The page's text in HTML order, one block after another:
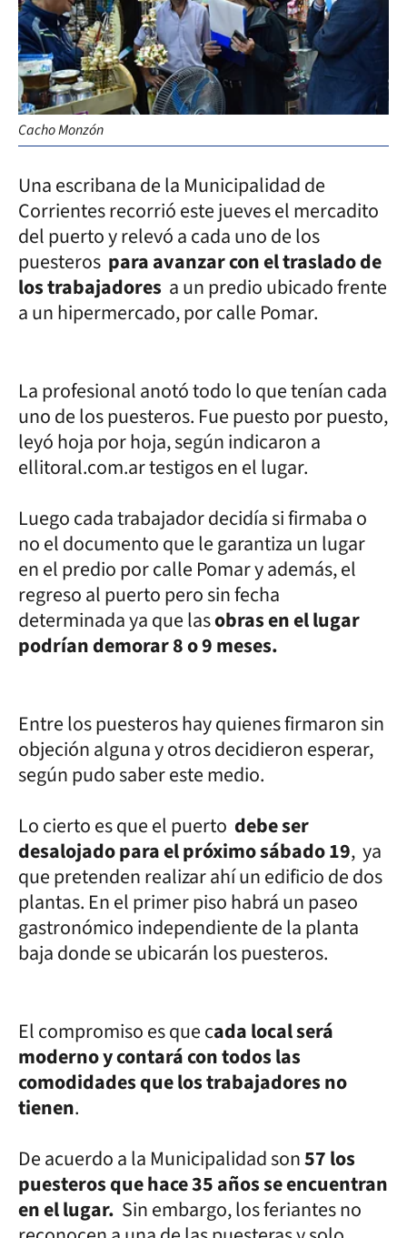
Cacho Monzón
Una escribana de la Municipalidad de
Corrientes recorrió este jueves el mercadito
del puerto y relevó a cada uno de los
puesteros para avanzar con el traslado de
los trabajadores a un predio ubicado frente
a un hipermercado, por calle Pomar.
La profesional anotó todo lo que tenían cada
uno de los puesteros. Fue puesto por puesto,
leyó hoja por hoja, según indicaron a
ellitoral.com.ar testigos en el lugar.
Luego cada trabajador decidía si firmaba o
no el documento que le garantiza un lugar
en el predio por calle Pomar y además, el
regreso al puerto pero sin fecha
determinada ya que lasobras en el lugar
podrían demorar 8 o 9 meses.
Entre los puesteros hay quienes firmaron sin
objeción alguna y otros decidieron esperar,
según pudo saber este medio.
Lo cierto es que el puerto debe ser
desalojado para el próximo sábado 19, ya
que pretenden realizar ahí un edificio de dos
plantas. En el primer piso habrá un paseo
gastronómico independiente de la planta
baja donde se ubicarán los puesteros.
El compromiso es que cada local será
moderno y contará con todos las
comodidades que los trabajadores no
tienen.
De acuerdo a la Municipalidad son57 los
puesteros que hace 35 años se encuentran
en el lugar. Sin embargo, los feriantes no